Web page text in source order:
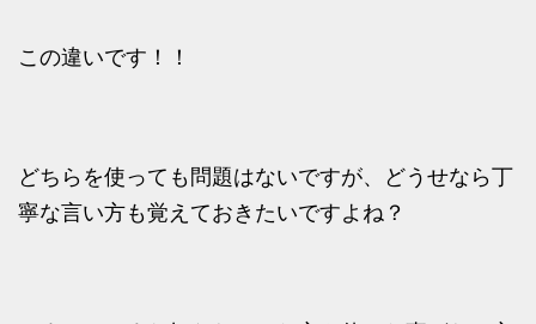
この違いです！！
どちらを使っても問題はないですが、どうせなら丁
寧な言い方も覚えておきたいですよね？